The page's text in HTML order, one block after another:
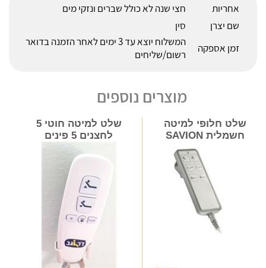
אחריות
חצי שנה לא כולל שברים ונזקי מים
שם יצרן
סין
זמן אספקה
המשלוח יוצא עד 3 ימים לאחר הזמנה בדואר
רשום/שליחים
מוצרים נוספים
שלט חלופי למיטה
חשמלית SAVION
שלט למיטה חוטי 5
לחצנים 5 פינים